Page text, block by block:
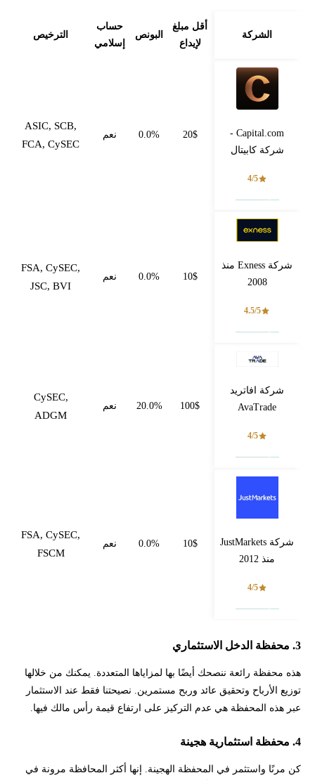
الشركة
أقل مبلغ
لإيداع
البونص
حساب
إسلامي
الترخيص
Capital.com -
شركة كابيتال
4/5
20$
0.0% نعم
ASIC, SCB,
FCA, CySEC
شركة Exness منذ
2008
4.5/5
10$
0.0% نعم
FSA, CySEC,
JSC, BVI
شركة افاتريد
AvaTrade
4/5
100$
20.0% نعم
CySEC,
ADGM
شركة JustMarkets
منذ 2012
4/5
10$
0.0% نعم
FSA, CySEC,
FSCM
3. محفظة الدخل الاستثماري
هذه محفظة رائعة ننصحك أيضًا بها لمزاياها المتعددة. يمكنك من خلالها
توزيع الأرباح وتحقيق عائد وربح مستمرين. نصيحتنا فقط عند الاستثمار
عبر هذه المحفظة هي عدم التركيز على ارتفاع قيمة رأس مالك فيها.
4. محفظة استثمارية هجينة
كن مرنًا واستثمر في المحفظة الهجينة. إنها أكثر المحافظة مرونة في